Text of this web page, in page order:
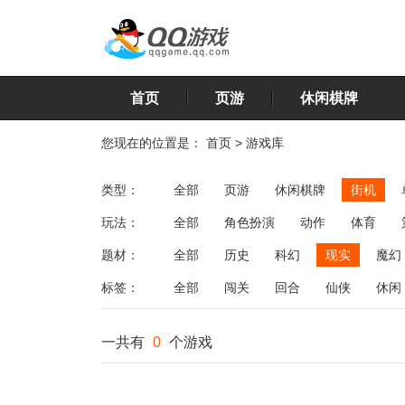
首页 页游 休闲棋牌
您现在的位置是： 首页 > 游戏库
类型： 全部 页游 休闲棋牌 街机
玩法： 全部 角色扮演 动作 体育
飞行
恋爱 第三人称射击 棋类
题材： 全部 历史 科幻 现实 魔幻
标签： 全部 闯关 回合 仙侠 休闲
一共有 0 个游戏